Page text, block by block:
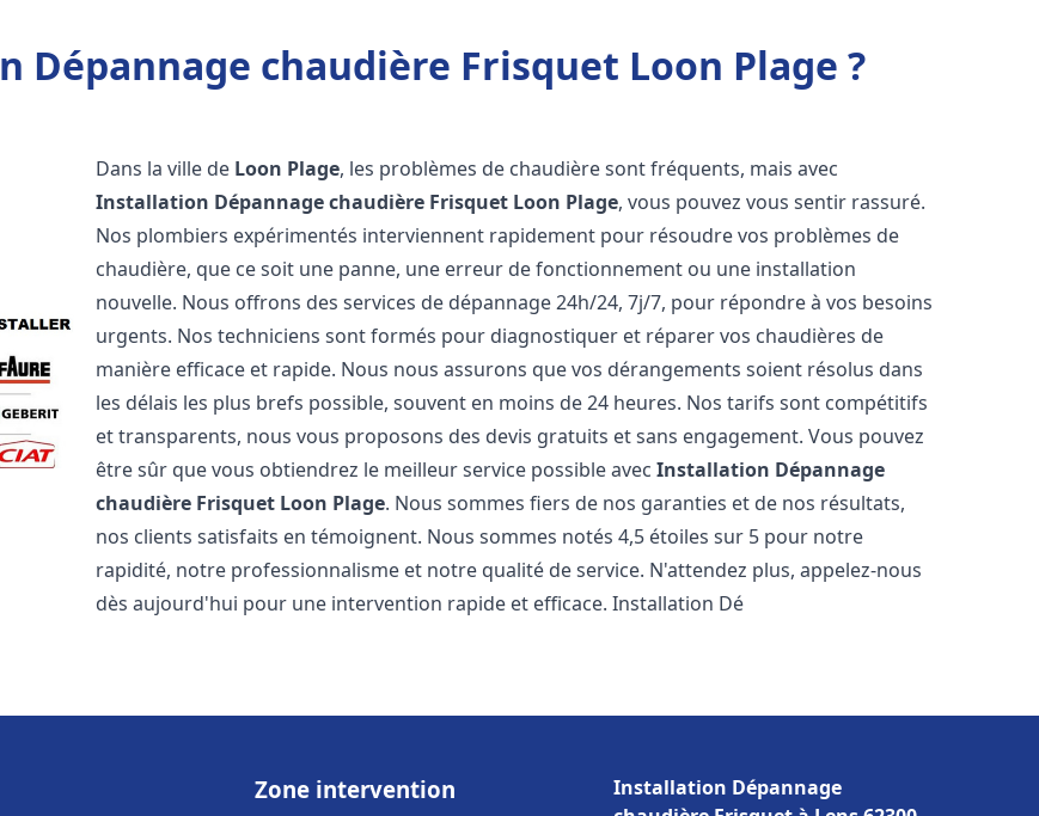
Dépannage chaudière Frisquet Loon Plage ?
Dans la ville de Loon Plage, les problèmes de chaudière sont fréquents, mais avec
Installation Dépannage chaudière Frisquet Loon Plage, vous pouvez vous sentir rassuré.
Nos plombiers expérimentés interviennent rapidement pour résoudre vos problèmes de
chaudière, que ce soit une panne, une erreur de fonctionnement ou une installation
nouvelle. Nous offrons des services de dépannage 24h/24, 7j/7, pour répondre à vos besoins
urgents. Nos techniciens sont formés pour diagnostiquer et réparer vos chaudières de
manière efficace et rapide. Nous nous assurons que vos dérangements soient résolus dans
les délais les plus brefs possible, souvent en moins de 24 heures. Nos tarifs sont compétitifs
et transparents, nous vous proposons des devis gratuits et sans engagement. Vous pouvez
être sûr que vous obtiendrez le meilleur service possible avecInstallation Dépannage
chaudière Frisquet Loon Plage. Nous sommes fiers de nos garanties et de nos résultats,
nos clients satisfaits en témoignent. Nous sommes notés 4,5 étoiles sur 5 pour notre
rapidité, notre professionnalisme et notre qualité de service. N'attendez plus, appelez-nous
dès aujourd'hui pour une intervention rapide et efficace. Installation Dé
Zone intervention
Installation Dépannage